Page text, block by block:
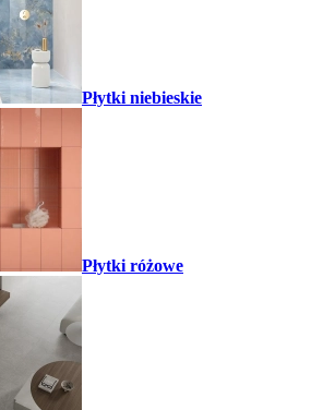
Płytki niebieskie
Płytki różowe